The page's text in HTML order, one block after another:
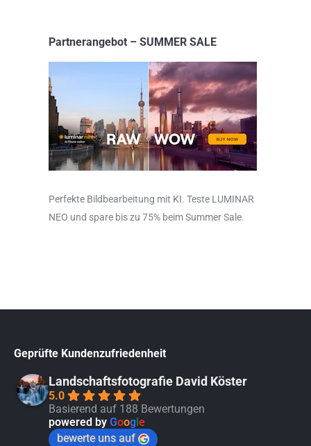
Partnerangebot – SUMMER SALE
Perfekte Bildbearbeitung mit KI. Teste LUMINAR
NEO und spare bis zu 75% beim Summer Sale.
Geprüfte Kundenzufriedenheit
Landschaftsfotografie David Köster
5.0
Basierend auf 188 Bewertungen
powered by Goog e
bewerte uns auf